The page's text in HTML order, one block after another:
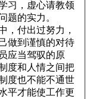
习，虚心请教领
题的实力。
，付出过努力，
做到谨慎的对待
应当驾驭的原
度和人情之间把
度也不能不通世
平才能使工作更